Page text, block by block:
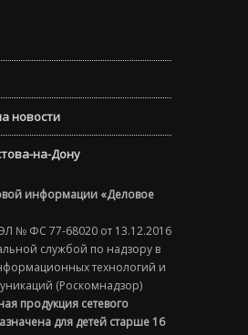
новости
на-Дону
информации «Деловое
№ ФС 77-68020 от 13.12.2016
службой по надзору в
технологий и
(Роскомнадзор)
продукция сетевого
для детей старше 16